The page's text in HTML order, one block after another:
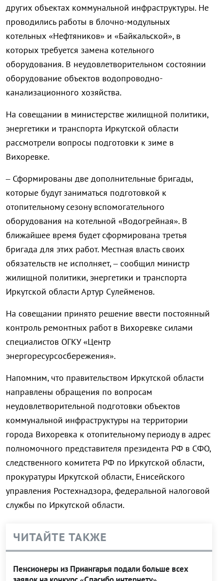
других объектах коммунальной инфраструктуры. Не
проводились работы в блочно-модульных
котельных «Нефтяников» и «Байкальской», в
которых требуется замена котельного
оборудования. В неудовлетворительном состоянии
оборудование объектов водопроводно-
канализационного хозяйства.
На совещании в министерстве жилищной политики,
энергетики и транспорта Иркутской области
рассмотрели вопросы подготовки к зиме в
Вихоревке.
– Сформированы две дополнительные бригады,
которые будут заниматься подготовкой к
отопительному сезону вспомогательного
оборудования на котельной «Водогрейная». В
ближайшее время будет сформирована третья
бригада для этих работ. Местная власть своих
обязательств не исполняет, – сообщил министр
жилищной политики, энергетики и транспорта
Иркутской области Артур Сулейменов.
На совещании принято решение ввести постоянный
контроль ремонтных работ в Вихоревке силами
специалистов ОГКУ «Центр
энергоресурсосбережения».
Напомним, что правительством Иркутской области
направлены обращения по вопросам
неудовлетворительной подготовки объектов
коммунальной инфраструктуры на территории
города Вихоревка к отопительному периоду в адрес
полномочного представителя президента РФ в СФО,
следственного комитета РФ по Иркутской области,
прокуратуры Иркутской области, Енисейского
управления Ростехнадзора, федеральной налоговой
службы по Иркутской области.
ЧИТАЙТЕ ТАКЖЕ
Пенсионеры из Приангарья подали больше всех